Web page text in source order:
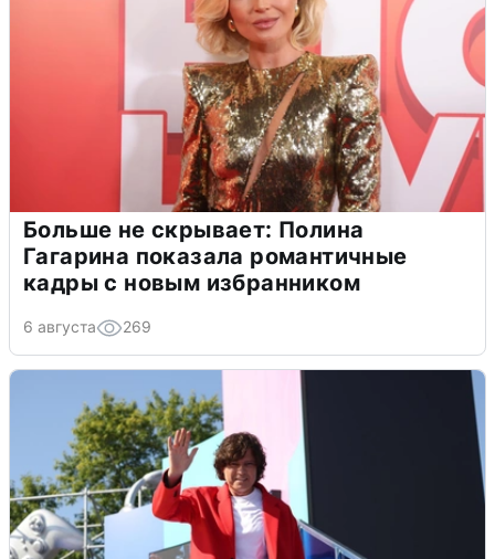
Больше не скрывает: Полина
Гагарина показала романтичные
кадры с новым избранником
6 августа 269